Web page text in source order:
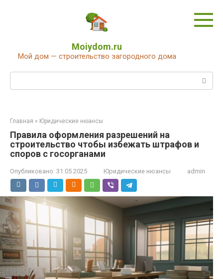
Moiydom.ru
Мой дом — строительство загородного дома
Главная » Юридические нюансы
Правила оформления разрешений на
строительство чтобы избежать штрафов и
споров с госорганами
Опубликовано: 31.05.2025 Юридические нюансы admin